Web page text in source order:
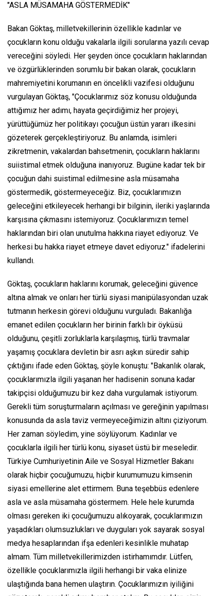
"ASLA MÜSAMAHA GÖSTERMEDİK"
Bakan Göktaş, milletvekillerinin özellikle kadınlar ve
çocukların konu olduğu vakalarla ilgili sorularına yazılı cevap
vereceğini söyledi. Her şeyden önce çocukların haklarından
ve özgürlüklerinden sorumlu bir bakan olarak, çocukların
mahremiyetini korumanın en öncelikli vazifesi olduğunu
vurgulayan Göktaş, "Çocuklarımız söz konusu olduğunda
attığımız her adımı, hayata geçirdiğimiz her projeyi,
yürüttüğümüz her politikayı çocuğun üstün yararı ilkesini
gözeterek gerçekleştiriyoruz. Bu anlamda, isimleri
zikretmenin, vakalardan bahsetmenin, çocukların haklarını
suiistimal etmek olduğuna inanıyoruz. Bugüne kadar tek bir
çocuğun dahi suistimal edilmesine asla müsamaha
göstermedik, göstermeyeceğiz. Biz, çocuklarımızın
geleceğini etkileyecek herhangi bir bilginin, ileriki yaşlarında
karşısına çıkmasını istemiyoruz. Çocuklarımızın temel
haklarından biri olan unutulma hakkına riayet ediyoruz. Ve
herkesi bu hakka riayet etmeye davet ediyoruz." ifadelerini
kullandı.
Göktaş, çocukların haklarını korumak, geleceğini güvence
altına almak ve onları her türlü siyasi manipülasyondan uzak
tutmanın herkesin görevi olduğunu vurguladı. Bakanlığa
emanet edilen çocukların her birinin farklı bir öyküsü
olduğunu, çeşitli zorluklarla karşılaşmış, türlü travmalar
yaşamış çocuklara devletin bir asrı aşkın süredir sahip
çıktığını ifade eden Göktaş, şöyle konuştu: "Bakanlık olarak,
çocuklarımızla ilgili yaşanan her hadisenin sonuna kadar
takipçisi olduğumuzu bir kez daha vurgulamak istiyorum.
Gerekli tüm soruşturmaların açılması ve gereğinin yapılması
konusunda da asla taviz vermeyeceğimizin altını çiziyorum.
Her zaman söyledim, yine söylüyorum. Kadınlar ve
çocuklarla ilgili her türlü konu, siyaset üstü bir meseledir.
Türkiye Cumhuriyetinin Aile ve Sosyal Hizmetler Bakanı
olarak hiçbir çocuğumuzu, hiçbir kurumumuzu kimsenin
siyasi emellerine alet ettirmem. Buna teşebbüs edenlere
asla ve asla müsamaha göstermem. Hele hele kurumda
olması gereken iki çocuğumuzu alıkoyarak, çocuklarımızın
yaşadıkları olumsuzlukları ve duyguları yok sayarak sosyal
medya hesaplarından ifşa edenleri kesinlikle muhatap
almam. Tüm milletvekillerimizden istirhamımdır. Lütfen,
özellikle çocuklarımızla ilgili herhangi bir vaka elinize
ulaştığında bana hemen ulaştırın. Çocuklarımızın iyiliğini